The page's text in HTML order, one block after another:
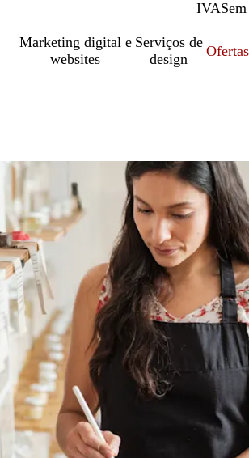
IVACom
Sem
Marketing digital e
websites
Serviços de
design
Ofertas